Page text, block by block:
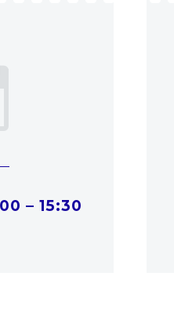
– 15:30